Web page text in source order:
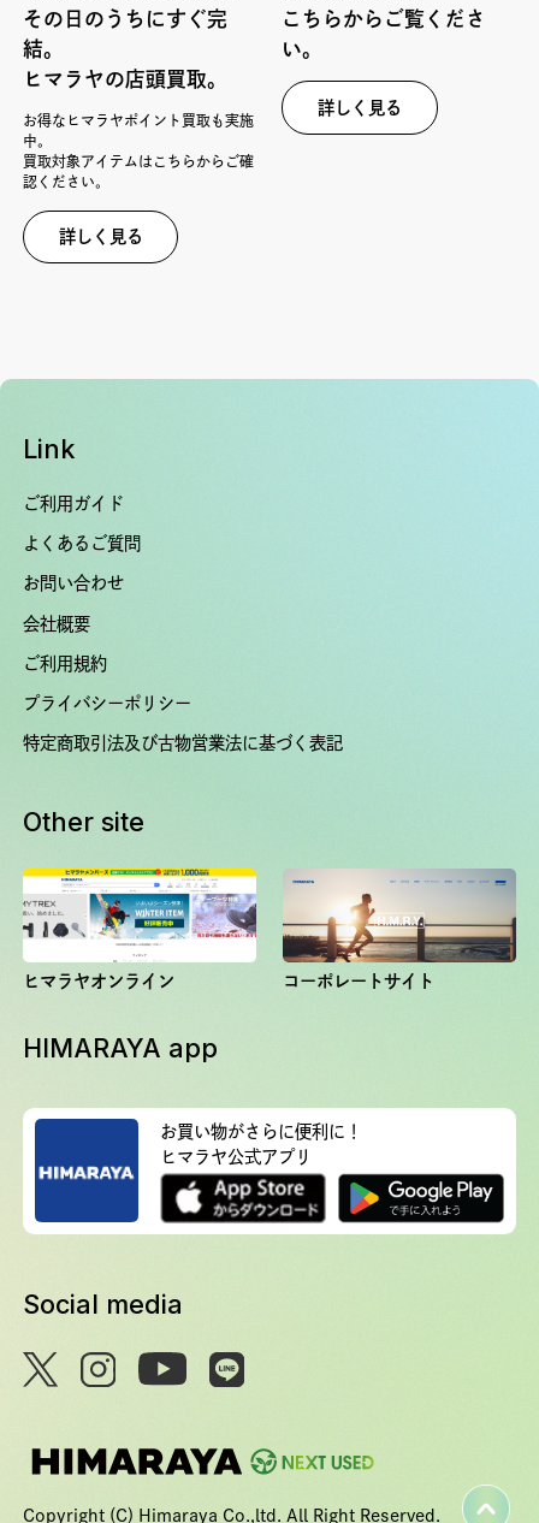
その日のうちにすぐ完
結。
ヒマラヤの店頭買取。
お得なヒマラヤポイント買取も実施
中。
買取対象アイテムはこちらからご確
認ください。
詳しく見る
こちらからご覧くださ
い。
詳しく見る
Link
ご利用ガイド
よくあるご質問
お問い合わせ
会社概要
ご利用規約
プライバシーポリシー
特定商取引法及び古物営業法に基づく表記
Other site
ヒマラヤオンライン コーポレートサイト
HIMARAYA app
お買い物がさらに便利に！
ヒマラヤ公式アプリ
Social media
Copyright (C) Himaraya Co.,ltd. All Right Reserved.